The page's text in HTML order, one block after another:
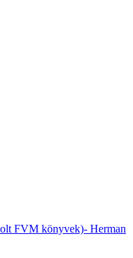
FVM könyvek)- Herman